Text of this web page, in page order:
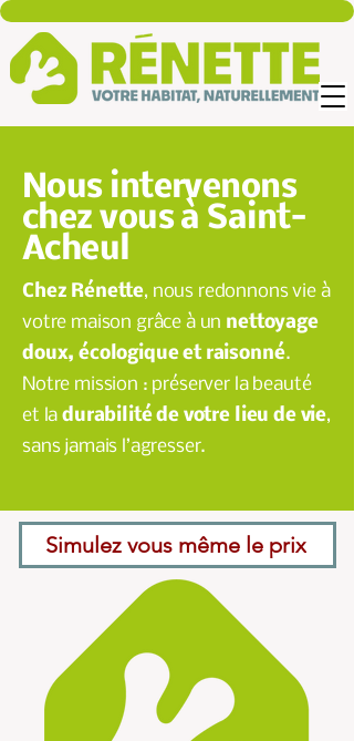
Nous intervenons
chez vous à Saint-
Acheul
Chez Rénette, nous redonnons vie à
votre maison grâce à un nettoyage
doux, écologique et raisonné.
Notre mission : préserver la beauté
et ladurabilité de votre lieu de vie,
sans jamais l’agresser.
Simulez vous même le prix